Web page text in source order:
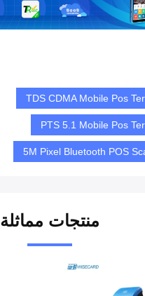
TDS CDMA Mobile Pos
PTS 5.1 Mobile Pos
5M Pixel Bluetooth POS
منتجات مماثلة